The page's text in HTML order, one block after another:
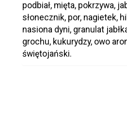
podbiał, mięta, pokrzywa,
słonecznik, por, nagietek,
nasiona dyni, granulat
grochu, kukurydzy, owo
świętojański.